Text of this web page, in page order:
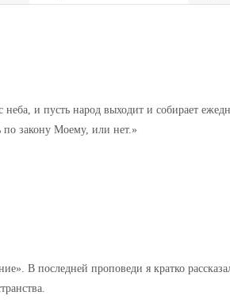
и пусть народ выходит и собирает
по закону Моему, или нет.»
В последней проповеди я кратко